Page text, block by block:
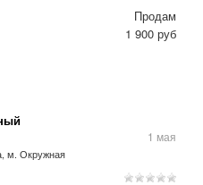
1 мая
м. Окружная
Продам
1 900 руб